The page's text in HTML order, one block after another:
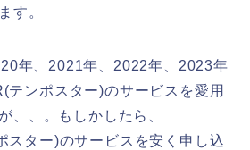
す。
年、2021年、2022年、2023年
テンポスター)のサービスを愛用
、、。もしかしたら、
スター)のサービスを安く申し込